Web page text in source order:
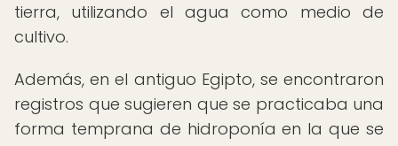
tierra, utilizando el agua como medio de
cultivo.
Además, en el antiguo Egipto, se encontraron
registros que sugieren que se practicaba una
forma temprana de hidroponía en la que se